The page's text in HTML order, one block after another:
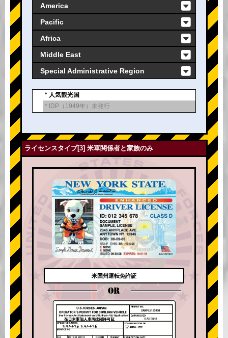
America
Pacific
Africa
Middle East
Special Administrative Region
* 人気観光国
* IDP（1949年）未発行
ライセンスタイプ[3] 米軍関係者と家族のみ
米国州運転免許証
OR